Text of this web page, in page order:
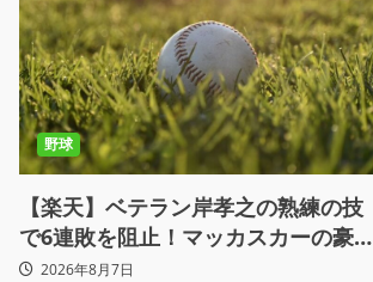
野球
【楽天】ベテラン岸孝之の熟練の技
で6連敗を阻止！マッカスカーの豪快
2ランと粘りの継投でオリックスを破
2026年8月7日